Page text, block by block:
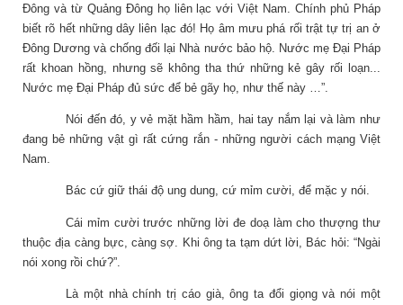
Đông và từ Quảng Đông họ liên lạc với Việt Nam. Chính phủ Pháp
biết rõ hết những dây liên lạc đó! Họ âm mưu phá rối trật tự trị an ở
Đông Dương và chống đối lại Nhà nước bảo hộ. Nước mẹ Đại Pháp
rất khoan hồng, nhưng sẽ không tha thứ những kẻ gây rối loạn...
Nước mẹ Đại Pháp đủ sức để bẻ gãy họ, như thế này …”.
Nói đến đó, y vẻ mặt hầm hầm, hai tay nắm lại và làm như
đang bẻ những vật gì rất cứng rắn - những người cách mạng Việt
Nam.
Bác cứ giữ thái độ ung dung, cứ mỉm cười, để mặc y nói.
Cái mỉm cười trước những lời đe doạ làm cho thượng thư
thuộc địa càng bực, càng sợ. Khi ông ta tạm dứt lời, Bác hỏi: “Ngài
nói xong rồi chứ?”.
Là một nhà chính trị cáo già, ông ta đổi giọng và nói một